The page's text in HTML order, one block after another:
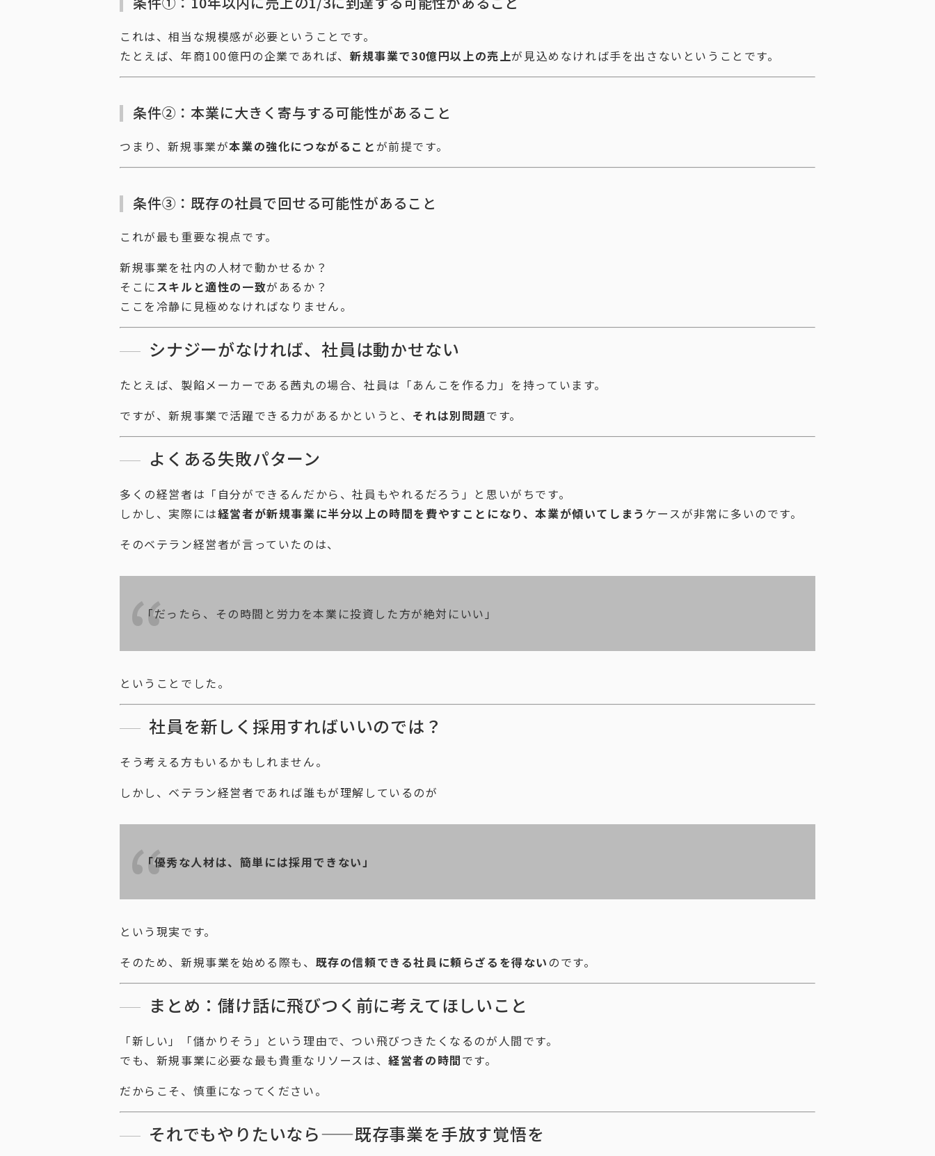
これは、相当な規模感が必要ということです。
たとえば、年商100億円の企業であれば、新規事業で30億円以上の売上が見込めなければ手を出さないということです。
条件②：本業に大きく寄与する可能性があること
つまり、新規事業が本業の強化につながることが前提です。
条件③：既存の社員で回せる可能性があること
これが最も重要な視点です。
新規事業を社内の人材で動かせるか？
そこにスキルと適性の一致があるか？
ここを冷静に見極めなければなりません。
シナジーがなければ、社員は動かせない
たとえば、製餡メーカーである茜丸の場合、社員は「あんこを作る力」を持っています。
ですが、新規事業で活躍できる力があるかというと、 それは別問題です。
よくある失敗パターン
多くの経営者は「自分ができるんだから、社員もやれるだろう」と思いがちです。
しかし、実際には経営者が新規事業に半分以上の時間を費やすことになり、本業が傾いてしまう ケースが非常に多いのです。
そのベテラン経営者が言っていたのは、
「だったら、その時間と労力を本業に投資した方が絶対にいい」
ということでした。
社員を新しく採用すればいいのでは？
そう考える方もいるかもしれません。
しかし、ベテラン経営者であれば誰もが理解しているのが
「優秀な人材は、簡単には採用できない」
という現実です。
そのため、新規事業を始める際も、 既存の信頼できる社員に頼らざるを得ないのです。
まとめ：儲け話に飛びつく前に考えてほしいこと
「新しい」「儲かりそう」という理由で、つい飛びつきたくなるのが人間です。
でも、新規事業に必要な最も貴重なリソースは、経営者の時間です。
だからこそ、慎重になってください。
それでもやりたいなら——既存事業を手放す覚悟を